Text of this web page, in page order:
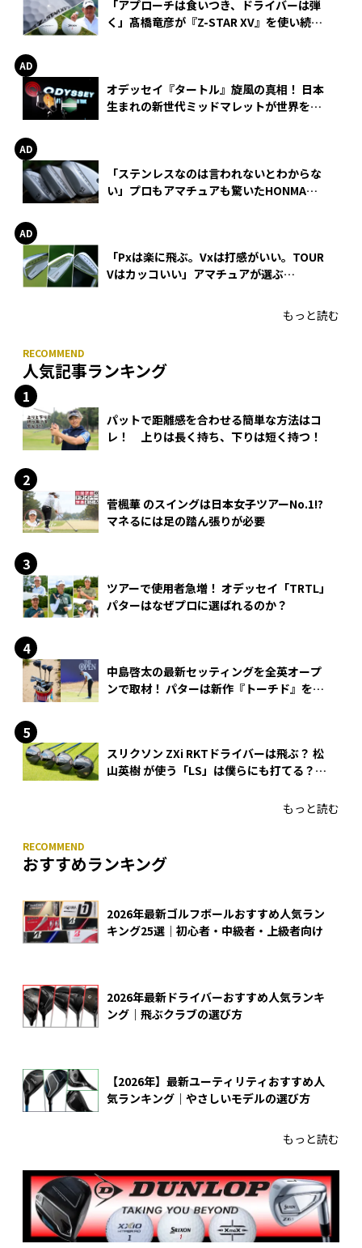
「アプローチは食いつき、ドライバーは弾
く」髙橋竜彦が『Z-STAR XV』を使い続け
オデッセイ『タートル』旋風の真相！ 日本
生まれの新世代ミッドマレットが世界を席
「ステンレスなのは言われないとわからな
い」プロもアマチュアも驚いたHONMA
「Pxは楽に飛ぶ。Vxは打感がいい。TOUR
Vはカッコいい」アマチュアが選ぶ
もっと読む
人気記事ランキング
パットで距離感を合わせる簡単な方法はコ
レ！ 上りは長く持ち、下りは短く持つ！
菅楓華 のスイングは日本女子ツアーNo.1!?
マネるには足の踏ん張りが必要
ツアーで使用者急増！ オデッセイ「TRTL」
パターはなぜプロに選ばれるのか？
中島啓太の最新セッティングを全英オープ
ンで取材！ パターは新作『トーチド』を投
スリクソン ZXi RKTドライバーは飛ぶ？ 松
山英樹 が使う「LS」は僕らにも打てる？
もっと読む
おすすめランキング
2026年最新ゴルフボールおすすめ人気ラン
キング25選｜初心者・中級者・上級者向け
2026年最新ドライバーおすすめ人気ランキ
ング｜飛ぶクラブの選び方
【2026年】最新ユーティリティおすすめ人
気ランキング｜やさしいモデルの選び方
もっと読む